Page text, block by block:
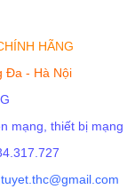
HÃNG
Đa - Hà Nội
mạng, thiết bị mạng